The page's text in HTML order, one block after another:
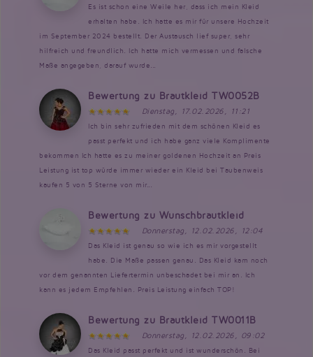
Es ist schon eine Weile her, dass ich mein Kleid
erhalten habe. Ich hatte es mir für unsere Hochzeit
im September 2024 bestellt. Der Austausch lief super, sehr
hilfreich und freundlich. Ich hatte mich vermessen und falsche
Maße angegeben, darauf wurde...
Bewertung zu Brautkleid TW0052B
Dienstag, 17.02.2026, 11:21
Ich bin sehr zufrieden mit dem schönen Kleid es
passt perfekt und ich habe ganz viele Komplimente
bekommen Ich hatte es zu meiner goldenen Hochzeit an Preis
Leistung ist top würde immer wieder ein Kleid bei Taubenweis
kaufen 5 von 5 Sterne von mir...
Bewertung zu Wunschbrautkleid
Donnerstag, 12.02.2026, 12:04
Das Kleid ist genau so wie ich es mir vorgestellt
habe. Die Maße passen genau. Das Kleid kam noch
vor dem genannten Liefertermin unbeschadet bei mir an. Ich
kann es jedem Empfehlen. Preis Leistung einfach TOP!
Bewertung zu Brautkleid TW0011B
Donnerstag, 12.02.2026, 09:02
Das Kleid passt perfekt und ist wunderschön. Bei